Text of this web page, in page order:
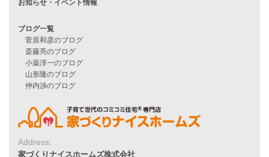
住宅ローンに不安がある方へ
他社で無理だと言われた方へ
住宅ローンのよくある質問
月収25万円で家を建てる方法
Line Up
自由設計注文住宅
ハピネスシリーズ
Smart2030
Sシリーズ
Address:
家づくりナイスホームズ株式会社